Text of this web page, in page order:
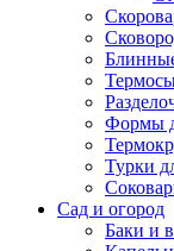
Формы
Турки
Сад и огород
Баки и